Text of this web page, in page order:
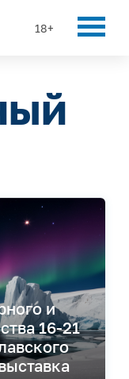
18+
и
16-21